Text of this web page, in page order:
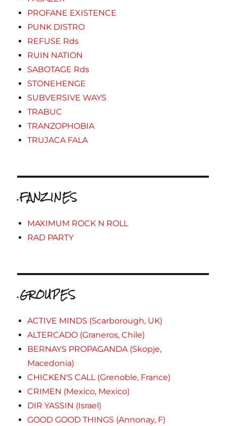
PROFANE EXISTENCE
PUNK DISTRO
REFUSE Rds
RUIN NATION
SABOTAGE Rds
STONEHENGE
SUBVERSIVE WAYS
TRABUC
TRANZOPHOBIA
TRUJACA FALA
.FANZINES
MAXIMUM ROCK N ROLL
RAD PARTY
.GROUPES
ACTIVE MINDS (Scarborough, UK)
ALTERCADO (Graneros, Chile)
BERNAYS PROPAGANDA (Skopje,
Macedonia)
CHICKEN'S CALL (Grenoble, France)
CRIMEN (Mexico, Mexico)
DIR YASSIN (Israel)
GOOD GOOD THINGS (Annonay, F)